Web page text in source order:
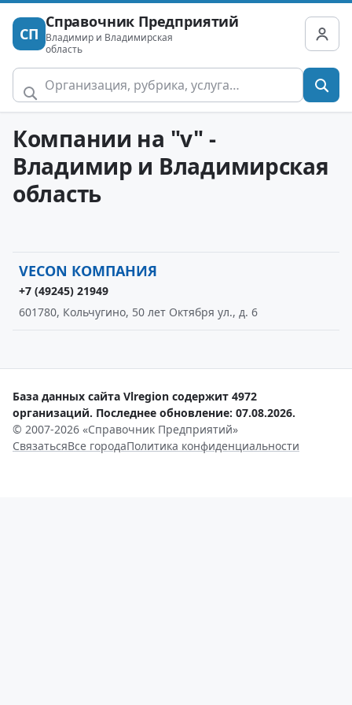
СП
Справочник Предприятий
Владимир и Владимирская
область
Компании на "v" -
Владимир и Владимирская
область
VECON КОМПАНИЯ
+7 (49245) 21949
601780, Кольчугино, 50 лет Октября ул., д. 6
База данных сайта Vlregion содержит 4972
организаций. Последнее обновление: 07.08.2026.
© 2007-2026 «Справочник Предприятий»
СвязатьсяВсе городаПолитика конфиденциальности